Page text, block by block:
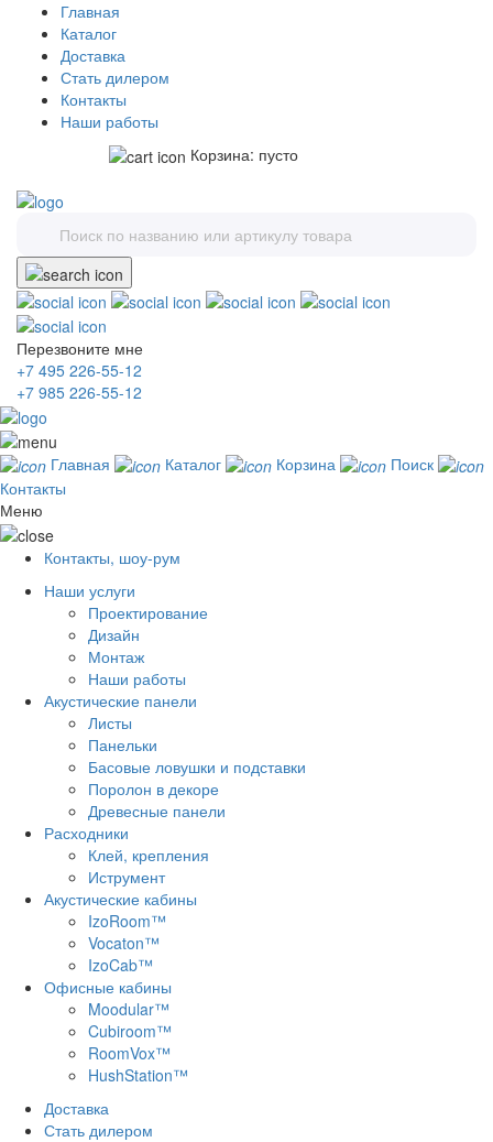
Главная
Каталог
Доставка
Стать дилером
Контакты
Наши работы
Корзина: пусто
Перезвоните мне
+7 495 226-55-12
+7 985 226-55-12
Главная Каталог Корзина
Поиск
Контакты
Меню
Контакты, шоу-рум
Наши услуги
Проектирование
Дизайн
Монтаж
Наши работы
Акустические панели
Листы
Панельки
Басовые ловушки и подставки
Поролон в декоре
Древесные панели
Расходники
Клей, крепления
Иструмент
Акустические кабины
IzoRoom™
Vocaton™
IzoCab™
Офисные кабины
Moodular™
Cubiroom™
RoomVox™
HushStation™
Доставка
Стать дилером